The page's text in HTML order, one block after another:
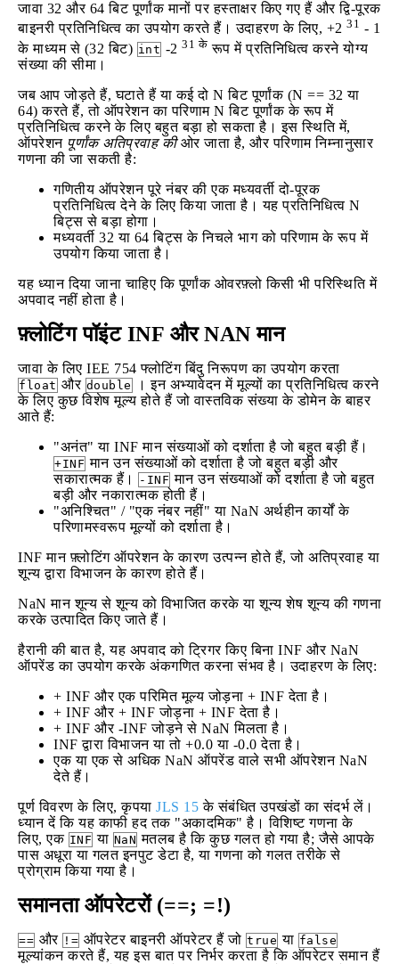
जावा 32 और 64 बिट पूर्णांक मानों पर हस्ताक्षर किए गए हैं और द्वि-पूरक
बाइनरी प्रतिनिधित्व का उपयोग करते हैं। उदाहरण के लिए, +2 31 - 1
के माध्यम से (32 बिट) int -2 31 के रूप में प्रतिनिधित्व करने योग्य
संख्या की सीमा।
जब आप जोड़ते हैं, घटाते हैं या कई दो N बिट पूर्णांक (N == 32 या
64) करते हैं, तो ऑपरेशन का परिणाम N बिट पूर्णांक के रूप में
प्रतिनिधित्व करने के लिए बहुत बड़ा हो सकता है। इस स्थिति में,
ऑपरेशन पूर्णांक अतिप्रवाह कीओर जाता है, और परिणाम निम्नानुसार
गणना की जा सकती है:
गणितीय ऑपरेशन पूरे नंबर की एक मध्यवर्ती दो-पूरक
प्रतिनिधित्व देने के लिए किया जाता है। यह प्रतिनिधित्व N
बिट्स से बड़ा होगा।
मध्यवर्ती 32 या 64 बिट्स के निचले भाग को परिणाम के रूप में
उपयोग किया जाता है।
यह ध्यान दिया जाना चाहिए कि पूर्णांक ओवरफ़्लो किसी भी परिस्थिति में
अपवाद नहीं होता है।
फ़्लोटिंग पॉइंट INF और NAN मान
जावा के लिए IEE 754 फ्लोटिंग बिंदु निरूपण का उपयोग करता
float और double
। इन अभ्यावेदन में मूल्यों का प्रतिनिधित्व करने
के लिए कुछ विशेष मूल्य होते हैं जो वास्तविक संख्या के डोमेन के बाहर
आते हैं:
"अनंत" या INF मान संख्याओं को दर्शाता है जो बहुत बड़ी हैं।
+INF मान उन संख्याओं को दर्शाता है जो बहुत बड़ी और
सकारात्मक हैं।
-INF मान उन संख्याओं को दर्शाता है जो बहुत
बड़ी और नकारात्मक होती हैं।
"अनिश्चित" / "एक नंबर नहीं" या NaN अर्थहीन कार्यों के
परिणामस्वरूप मूल्यों को दर्शाता है।
INF मान फ़्लोटिंग ऑपरेशन के कारण उत्पन्न होते हैं, जो अतिप्रवाह या
शून्य द्वारा विभाजन के कारण होते हैं।
NaN मान शून्य से शून्य को विभाजित करके या शून्य शेष शून्य की गणना
करके उत्पादित किए जाते हैं।
हैरानी की बात है, यह अपवाद को ट्रिगर किए बिना INF और NaN
ऑपरेंड का उपयोग करके अंकगणित करना संभव है। उदाहरण के लिए:
+ INF और एक परिमित मूल्य जोड़ना + INF देता है।
+ INF और + INF जोड़ना + INF देता है।
+ INF और -INF जोड़ने से NaN मिलता है।
INF द्वारा विभाजन या तो +0.0 या -0.0 देता है।
एक या एक से अधिक NaN ऑपरेंड वाले सभी ऑपरेशन NaN
देते हैं।
पूर्ण विवरण के लिए, कृपया JLS 15 के संबंधित उपखंडों का संदर्भ लें।
ध्यान दें कि यह काफी हद तक "अकादमिक" है। विशिष्ट गणना के
लिए, एक INF या NaN मतलब है कि कुछ गलत हो गया है; जैसे आपके
पास अधूरा या गलत इनपुट डेटा है, या गणना को गलत तरीके से
प्रोग्राम किया गया है।
समानता ऑपरेटरों (==; =!)
== और != ऑपरेटर बाइनरी ऑपरेटर हैं जो true या false
मूल्यांकन करते हैं, यह इस बात पर निर्भर करता है कि ऑपरेटर समान हैं